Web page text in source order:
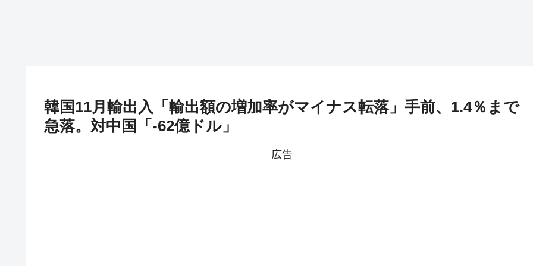
韓国11月輸出入「輸出額の増加率がマイナス転落」手前、1.4％まで
急落。対中国「-62億ドル」
広告